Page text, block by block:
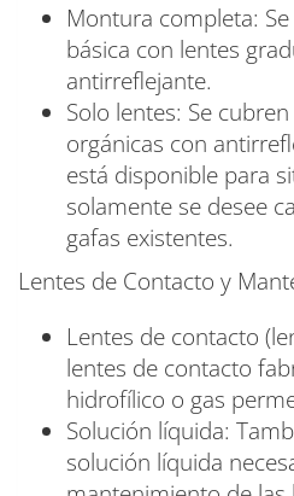
Montura completa:
básica con lentes
antirreflejante.
Solo lentes: Se
orgánicas con
está disponible para
solamente se desee
gafas existentes.
Lentes de Contacto y
Lentes de contacto
lentes de contacto
hidrofílico o gas
Solución líquida:
solución líquida